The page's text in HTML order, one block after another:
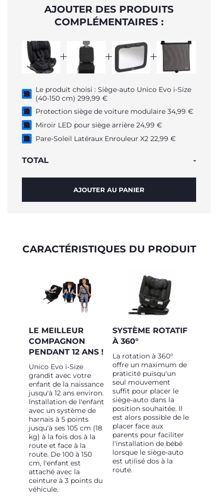
AJOUTER DES PRODUITS
COMPLÉMENTAIRES :
Le produit choisi : Siège-auto Unico Evo i-Size
(40-150 cm) 299,99 €
Protection siège de voiture modulaire 34,99 €
Miroir LED pour siège arrière 24,99 €
Pare-Soleil Latéraux Enrouleur X2 22,99 €
TOTAL -
AJOUTER AU PANIER
CARACTÉRISTIQUES DU PRODUIT
LE MEILLEUR
COMPAGNON
PENDANT 12 ANS !
Unico Evo i-Size
grandit avec votre
enfant de la naissance
jusqu'à 12 ans environ.
Installation de l'enfant
avec un système de
harnais à 5 points
jusqu'à ses 105 cm (18
kg) à la fois dos à la
route et face à la
route. De 100 à 150
cm, l'enfant est
attaché avec la
ceinture à 3 points du
véhicule.
SYSTÈME ROTATIF
À 360°
La rotation à 360°
offre un maximum de
praticité puisqu'un
seul mouvement
suffit pour placer le
siège-auto dans la
position souhaitée. Il
est alors possible de le
placer face aux
parents pour faciliter
l'installation de bébé
lorsque le siège-auto
est utilisé dos à la
route.